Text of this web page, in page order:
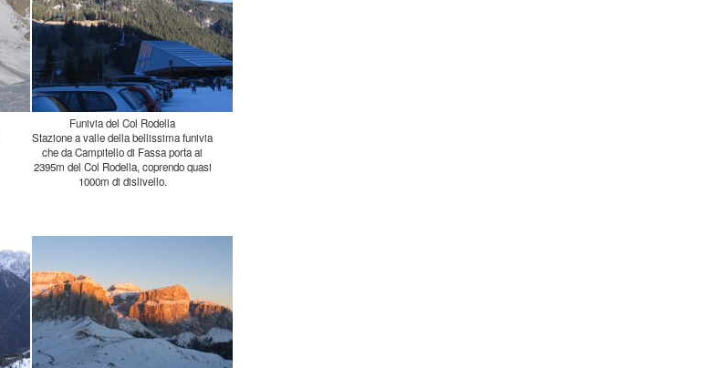
Funivia del Col Rodella
Stazione a valle della bellissima funivia
che da Campitello di Fassa porta ai
2395m del Col Rodella, coprendo quasi
1000m di dislivello.